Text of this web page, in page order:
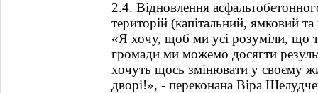
2.4. Відновлення
територій (капітальний, ямковий
«Я хочу, щоб ми усі розуміли, що
громади ми можемо досягти
хочуть щось змінювати у своєму
дворі!», - переконана Віра